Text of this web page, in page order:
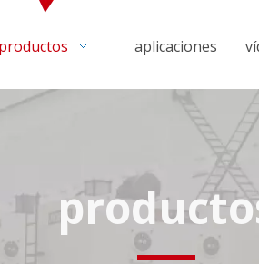
productos aplicaciones